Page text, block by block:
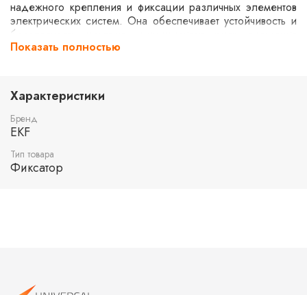
надежного крепления и фиксации различных элементов
электрических систем. Она обеспечивает устойчивость и
безопасность монтажа, минимизируя риск смещения
компонентов. Применяется в различных
материалов, что гарантирует долговечность и надежность
в эксплуатации.
Показать полностью
Характеристики
Бренд
EKF
Тип товара
Фиксатор